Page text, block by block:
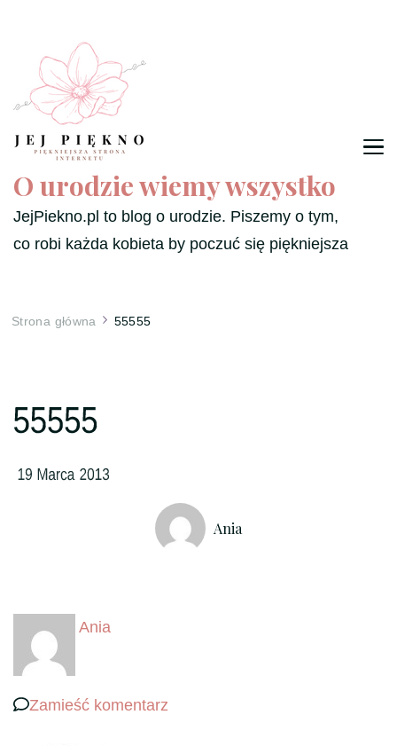
O urodzie wiemy wszystko
JejPiekno.pl to blog o urodzie. Piszemy o tym,
co robi każda kobieta by poczuć się piękniejsza
Strona główna 55555
Ania
Ania
Zamieść komentarz